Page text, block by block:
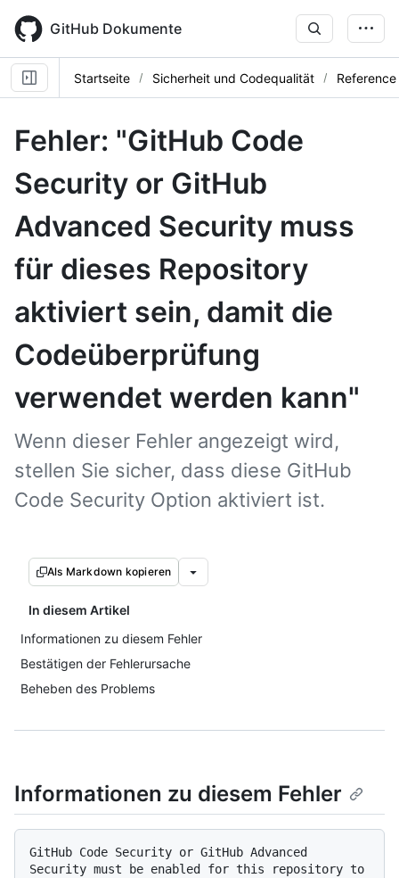
main
content
GitHub Dokumente
Startseite Sicherheit und Codequalität Reference
Fehler: "GitHub Code
Security or GitHub
Advanced Security muss
für dieses Repository
aktiviert sein, damit die
Codeüberprüfung
verwendet werden kann"
Wenn dieser Fehler angezeigt wird,
stellen Sie sicher, dass diese GitHub
Code Security Option aktiviert ist.
Als Markdown kopieren
In diesem Artikel
Informationen zu diesem Fehler
Bestätigen der Fehlerursache
Beheben des Problems
Informationen zu diesem Fehler
GitHub Code Security or GitHub Advanced
Security must be enabled for this repository to